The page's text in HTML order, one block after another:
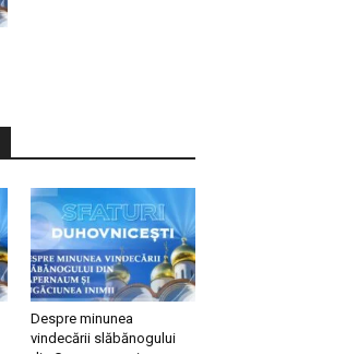
Despre minunea
vindecării slăbănogului